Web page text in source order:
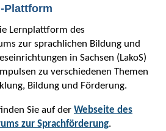
Plattform
Lernplattform des
zur sprachlichen Bildung und
in Sachsen (LakoS)
zu verschiedenen Themen
Bildung und Förderung.
Sie auf der Webseite des
zur Sprachförderung.